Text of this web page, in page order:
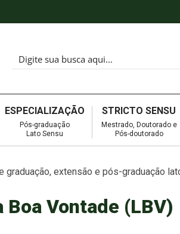
ESPECIALIZAÇÃO
Pós-graduação
Lato Sensu
STRICTO SENSU
Mestrado, Doutorado e
Pós-doutorado
graduação, extensão e pós-graduação
Boa Vontade (LBV)